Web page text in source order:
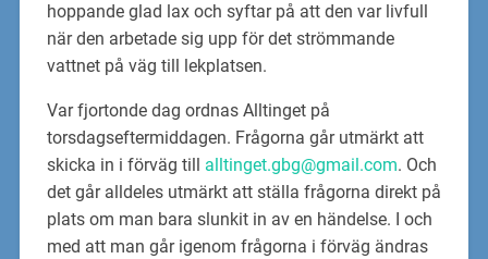
hoppande glad lax och syftar på att den var livfull
när den arbetade sig upp för det strömmande
vattnet på väg till lekplatsen.
Var fjortonde dag ordnas Alltinget på
torsdagseftermiddagen. Frågorna går utmärkt att
skicka in i förväg till alltinget.gbg@gmail.com. Och
det går alldeles utmärkt att ställa frågorna direkt på
plats om man bara slunkit in av en händelse. I och
med att man går igenom frågorna i förväg ändras